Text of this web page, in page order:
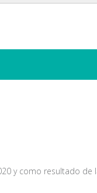
y como resultado